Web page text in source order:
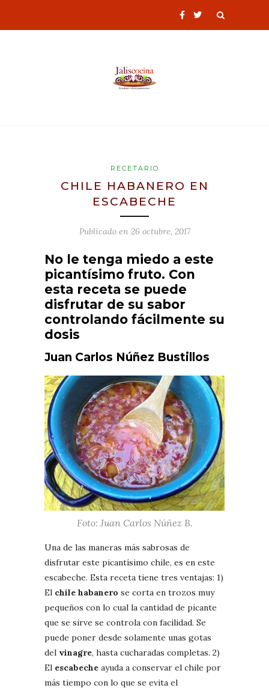
RECETARIO
CHILE HABANERO EN
ESCABECHE
Publicado en 26 octubre, 2017
No le tenga miedo a este
picantísimo fruto. Con
esta receta se puede
disfrutar de su sabor
controlando fácilmente su
dosis
Juan Carlos Núñez Bustillos
Foto: Juan Carlos Núñez B.
Una de las maneras más sabrosas de
disfrutar este picantísimo chile, es en este
escabeche. Esta receta tiene tres ventajas: 1)
El chile habanero se corta en trozos muy
pequeños con lo cual la cantidad de picante
que se sirve se controla con facilidad. Se
puede poner desde solamente unas gotas
del vinagre, hasta cucharadas completas. 2)
El escabeche ayuda a conservar el chile por
más tiempo con lo que se evita el